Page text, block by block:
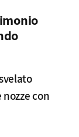
con